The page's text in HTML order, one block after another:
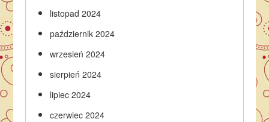
listopad 2024
październik 2024
wrzesień 2024
sierpień 2024
lipiec 2024
czerwiec 2024